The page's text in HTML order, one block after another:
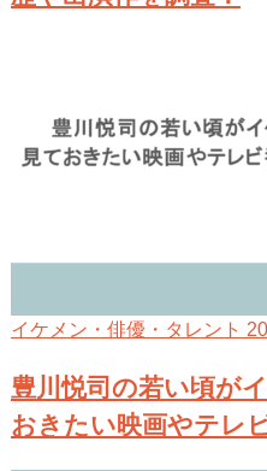
イケメン・俳優・タレント
豊川悦司の若い頃が
おきたい映画やテレ